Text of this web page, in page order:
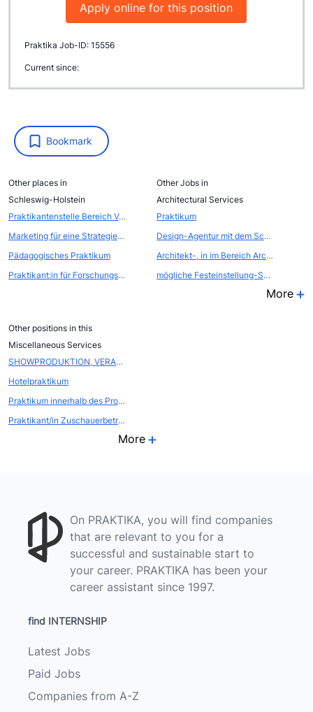
Bookmark
Other places in
Schleswig-Holstein
Praktikantenstelle Bereich Vermarktung Naturschutzbetrieb
Marketing für eine Strategieberatung
Pädagogisches Praktikum
Praktikant:in für Forschungs- und Beratungsvorhaben "kommunale Zukunftsgestaltung" ab 17. Mai 2025
Other Jobs in
Architectural Services
Praktikum
Design-Agentur mit dem Schwerpunkt Innenarchitektur bietet Praktikum
Architekt-, in im Bereich Architektur gesucht
mögliche Festeinstellung-Schichtleiter-Storemanager
More
Other positions in this
Miscellaneous Services
SHOWPRODUKTION, VERANSTALTUNGSMANAGEMENT
Hotelpraktikum
Praktikum innerhalb des Projekts Atelierstipendium Zollverein
Praktikant/in Zuschauerbetreuung
More
Apply online for this position
Praktika Job-ID: 15556
Current since:
On PRAKTIKA, you will find companies
that are relevant to you for a
successful and sustainable start to
your career. PRAKTIKA has been your
career assistant since 1997.
find INTERNSHIP
Latest Jobs
Paid Jobs
Companies from A-Z